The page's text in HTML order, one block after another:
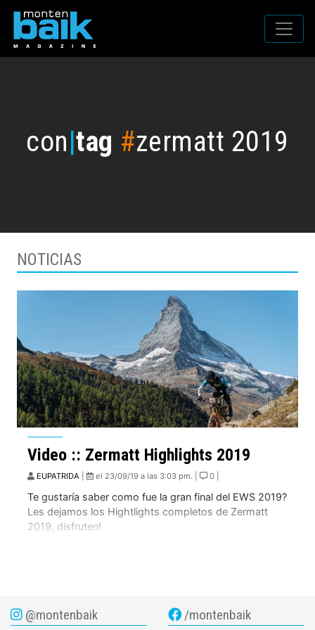
con|tag #zermatt 2019
NOTICIAS
Video :: Zermatt Highlights 2019
EUPATRIDA el 23/09/19 a las 3:03 pm. | 0 |
Te gustaría saber como fue la gran final del EWS 2019?
Les dejamos los Hightlights completos de Zermatt
2019, disfruten!
@montenbaik /montenbaik